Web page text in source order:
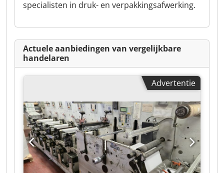
specialisten in druk- en verpakkingsafwerking.
Actuele aanbiedingen van vergelijkbare
handelaren
Advertentie